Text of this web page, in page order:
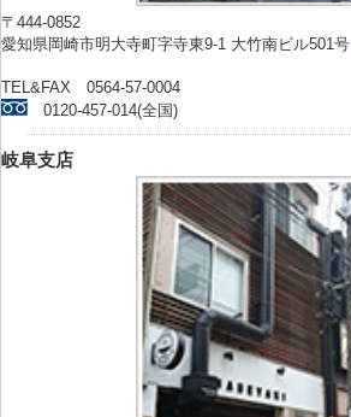
〒444-0852
愛知県岡崎市明大寺町字寺東9-1 大竹南ビル501号
TEL&FAX 0564-57-0004
0120-457-014(全国)
岐阜支店